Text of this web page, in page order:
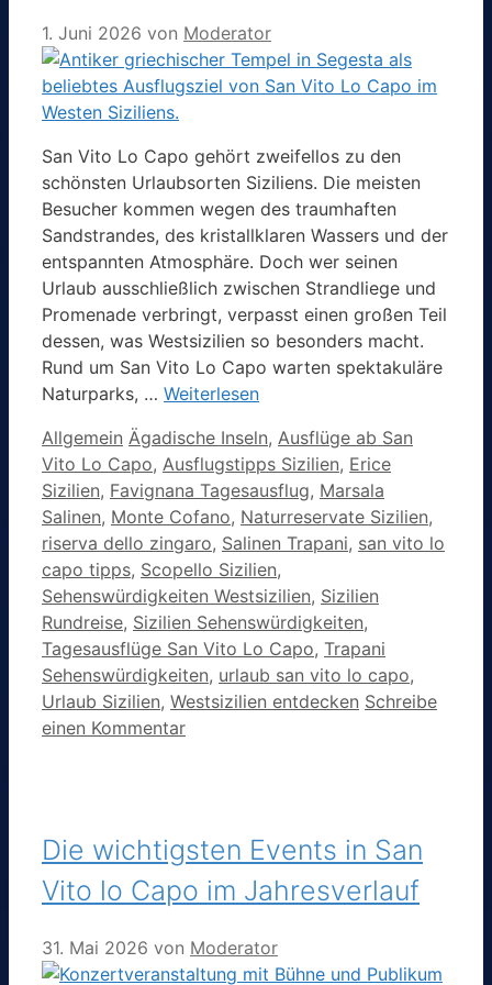
1. Juni 2026 von Moderator
San Vito Lo Capo gehört zweifellos zu den
schönsten Urlaubsorten Siziliens. Die meisten
Besucher kommen wegen des traumhaften
Sandstrandes, des kristallklaren Wassers und der
entspannten Atmosphäre. Doch wer seinen
Urlaub ausschließlich zwischen Strandliege und
Promenade verbringt, verpasst einen großen Teil
dessen, was Westsizilien so besonders macht.
Rund um San Vito Lo Capo warten spektakuläre
Naturparks, … Weiterlesen
Kategorien
Allgemein Schlagwörter
Ägadische Inseln, Ausflüge ab San
Vito Lo Capo, Ausflugstipps Sizilien, Erice
Sizilien, Favignana Tagesausflug, Marsala
Salinen, Monte Cofano, Naturreservate Sizilien,
riserva dello zingaro, Salinen Trapani, san vito lo
capo tipps, Scopello Sizilien,
Sehenswürdigkeiten Westsizilien, Sizilien
Rundreise, Sizilien Sehenswürdigkeiten,
Tagesausflüge San Vito Lo Capo, Trapani
Sehenswürdigkeiten, urlaub san vito lo capo,
Urlaub Sizilien, Westsizilien entdecken Schreibe
einen Kommentar
Die wichtigsten Events in San
Vito lo Capo im Jahresverlauf
31. Mai 2026 von Moderator